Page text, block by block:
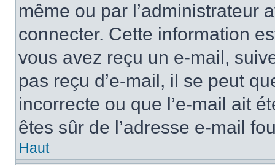
même ou par l’administrateur
connecter. Cette information
vous avez reçu un e-mail,
pas reçu d’e-mail, il se peut
incorrecte ou que l’e-mail ait
êtes sûr de l’adresse e-mail
Haut